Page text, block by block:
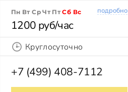
подробно
Пн Вт Ср Чт ПтСб Вс
1200 руб/час
Круглосуточно
+7 (499) 408-7112